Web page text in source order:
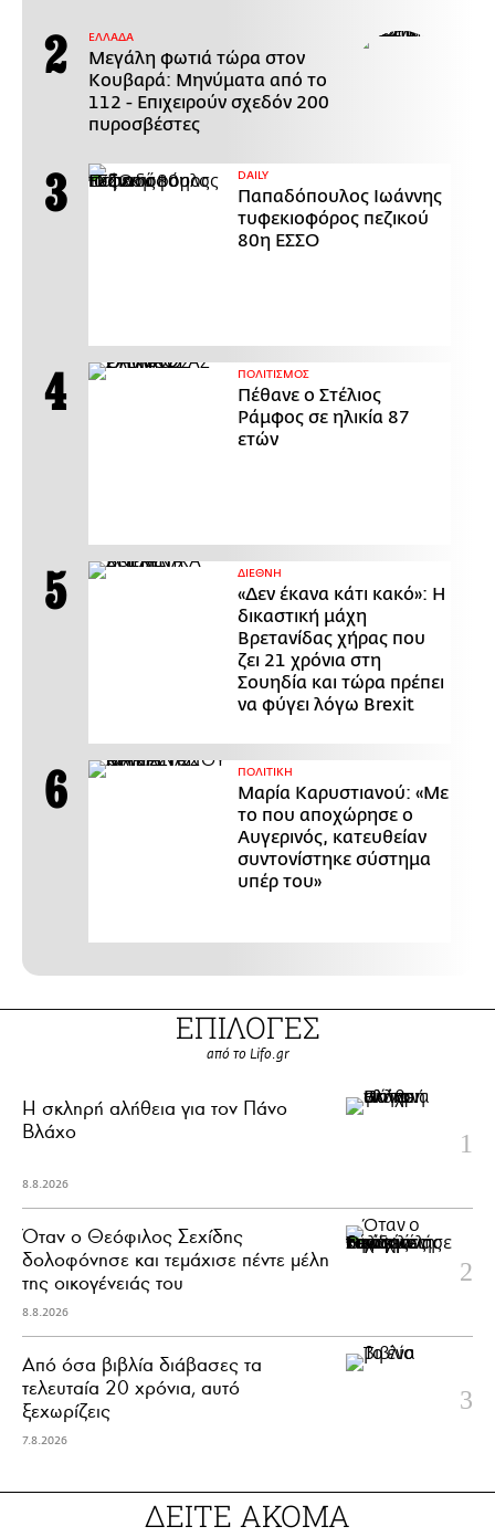
ΕΛΛΑΔΑ
Μεγάλη φωτιά τώρα στον
Κουβαρά: Μηνύματα από το
112 - Επιχειρούν σχεδόν 200
πυροσβέστες
DAILY
Παπαδόπουλος Ιωάννης
τυφεκιοφόρος πεζικού
80η ΕΣΣΟ
ΠΟΛΙΤΙΣΜΟΣ
Πέθανε ο Στέλιος
Ράμφος σε ηλικία 87
ετών
ΔΙΕΘΝΗ
«Δεν έκανα κάτι κακό»: Η
δικαστική μάχη
Βρετανίδας χήρας που
ζει 21 χρόνια στη
Σουηδία και τώρα πρέπει
να φύγει λόγω Brexit
ΠΟΛΙΤΙΚΗ
Μαρία Καρυστιανού: «Με
το που αποχώρησε ο
Αυγερινός, κατευθείαν
συντονίστηκε σύστημα
υπέρ του»
ΕΠΙΛΟΓΕΣ
από το Lifo.gr
H σκληρή αλήθεια για τον Πάνο
Βλάχο
8.8.2026
Όταν ο Θεόφιλος Σεχίδης
δολοφόνησε και τεμάχισε πέντε μέλη
της οικογένειάς του
8.8.2026
Από όσα βιβλία διάβασες τα
τελευταία 20 χρόνια, αυτό
ξεχωρίζεις
7.8.2026
ΔΕΙΤΕ ΑΚΟΜΑ